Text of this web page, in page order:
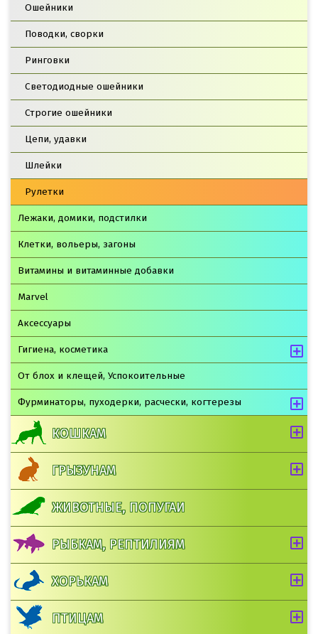
Ошейники
Поводки, сворки
Ринговки
Светодиодные ошейники
Строгие ошейники
Цепи, удавки
Шлейки
Рулетки
Лежаки, домики, подстилки
Клетки, вольеры, загоны
Витамины и витаминные добавки
Marvel
Аксессуары
Гигиена, косметика
От блох и клещей, Успокоительные
Фурминаторы, пуходерки, расчески, когтерезы
КОШКАМ
ГРЫЗУНАМ
ЖИВОТНЫЕ, ПОПУГАИ
РЫБКАМ, РЕПТИЛИЯМ
ХОРЬКАМ
ПТИЦАМ